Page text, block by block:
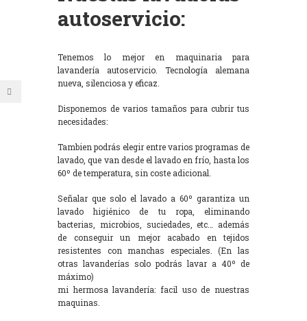
autoservicio:
Tenemos lo mejor en maquinaria para
lavandería autoservicio. Tecnología alemana
nueva, silenciosa y eficaz.
Disponemos de varios tamaños para cubrir tus
necesidades:
Tambien podrás elegir entre varios programas de
lavado, que van desde el lavado en frío, hasta los
60º de temperatura, sin coste adicional.
Señalar que solo el lavado a 60º garantiza un
lavado higiénico de tu ropa, eliminando
bacterias, microbios, suciedades, etc… además
de conseguir un mejor acabado en tejidos
resistentes con manchas especiales. (En las
otras lavanderías solo podrás lavar a 40º de
máximo)
mi hermosa lavandería: facil uso de nuestras
maquinas.